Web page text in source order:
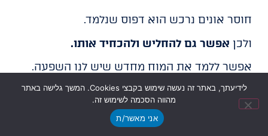
חוסר אונים נרכש הוא דפוס שנלמד.
ולכן אפשר גם להחליש ולהכחיד אותו.
אפשר ללמד את המוח מחדש שיש לנו השפעה.
לא דרך סיסמאות מוטיבציה.
שינוי דפוסי חשיבה, פעולה וסביבה.
לידיעתך, באתר זה נעשה שימוש בקבצי Cookies. המשך גלישה באתר
מהווה הסכמה לשימוש זה.
אני מאשר/ת